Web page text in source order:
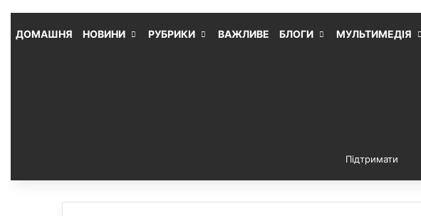
ДОМАШНЯ НОВИНИ РУБРИКИ ВАЖЛИВЕ БЛОГИ МУЛЬТИМЕДІЯ
Підтримати